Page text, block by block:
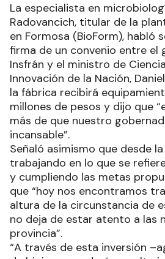
La especialista en
Radovancich, titular de la
en Formosa (BioForm), habló
firma de un convenio entre el
Insfrán y el ministro de
Innovación de la Nación,
la fábrica recibirá
millones de pesos y dijo que
más de que nuestro
incansable”.
Señaló asimismo que desde
trabajando en lo que se
y cumpliendo las metas
que “hoy nos encontramos
altura de la circunstancia de
no deja de estar atento a las
provincia”.
“A través de esta inversión